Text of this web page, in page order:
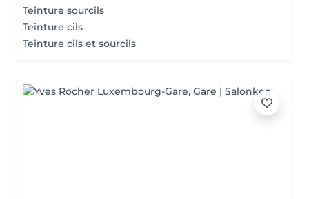
Teinture sourcils
Teinture cils
Teinture cils et sourcils